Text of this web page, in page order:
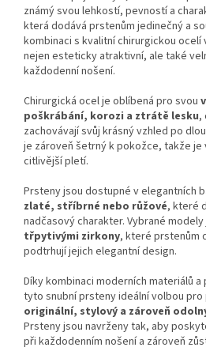
známý svou lehkostí, pevností a
která dodává prstenům jedinečný a
kombinaci s kvalitní chirurgickou
nejen esteticky atraktivní, ale také
každodenní nošení.
Chirurgická ocel je oblíbená pro svou
poškrábání, korozi a ztrátě lesku,
zachovávají svůj krásný vzhled po
je zároveň šetrný k pokožce, takže je
citlivější pletí.
Prsteny jsou dostupné v elegantních
zlaté, stříbrné nebo růžové, které
nadčasový charakter. Vybrané
třpytivými zirkony, které prstenům
podtrhují jejich elegantní design.
Díky kombinaci moderních materiálů
tyto snubní prsteny ideální volbou
originální, stylový a zároveň
Prsteny jsou navrženy tak, aby
při každodenním nošení a zároveň